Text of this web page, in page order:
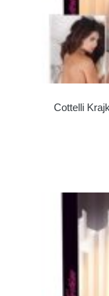
Cottelli